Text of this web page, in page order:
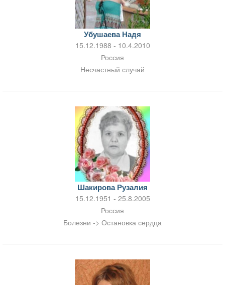
Убушаева Надя
15.12.1988 - 10.4.2010
Россия
Несчастный случай
Шакирова Рузалия
15.12.1951 - 25.8.2005
Россия
Болезни -> Остановка сердца